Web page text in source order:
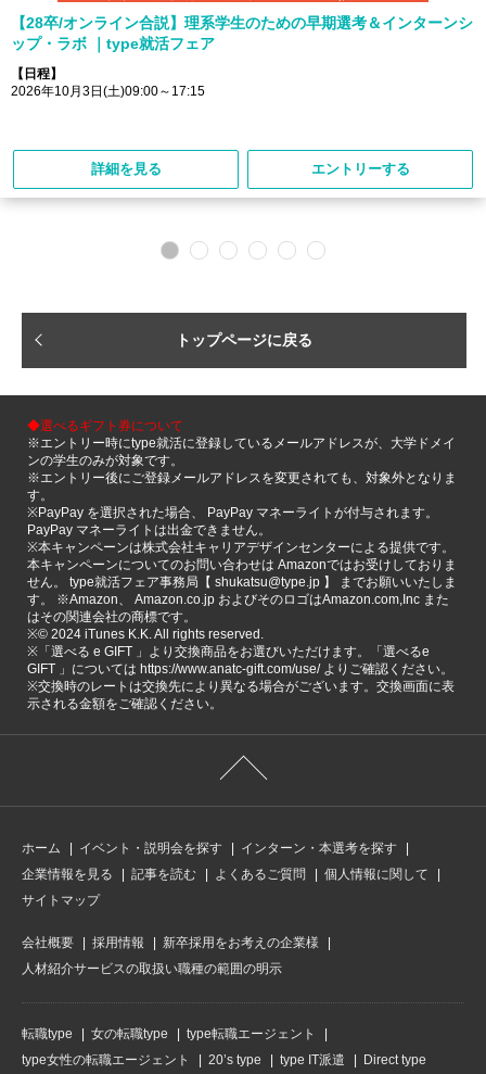
【28卒/オンライン合説】理系学生のための早期選考＆インターンシ
ップ・ラボ ｜type就活フェア
【日程】
2026年10月3日(土)09:00～17:15
詳細を見る エントリーする
トップページに戻る
◆選べるギフト券について
※エントリー時にtype就活に登録しているメールアドレスが、大学ドメイ
ンの学生のみが対象です。
※エントリー後にご登録メールアドレスを変更されても、対象外となりま
す。
※PayPay を選択された場合、 PayPay マネーライトが付与されます。
PayPay マネーライトは出金できません。
※本キャンペーンは株式会社キャリアデザインセンターによる提供です。
本キャンペーンについてのお問い合わせは Amazonではお受けしておりま
せん。 type就活フェア事務局【 shukatsu@type.jp 】 までお願いいたしま
す。 ※Amazon、 Amazon.co.jp およびそのロゴはAmazon.com,Inc また
はその関連会社の商標です。
※©️ 2024 iTunes K.K. All rights reserved.
※「選べる e GIFT 」より交換商品をお選びいただけます。「選べるe
GIFT 」については https://www.anatc-gift.com/use/ よりご確認ください。
※交換時のレートは交換先により異なる場合がございます。交換画面に表
示される金額をご確認ください。
ホーム イベント・説明会を探す
インターン・本選考を探す
企業情報を見る
記事を読む よくあるご質問
個人情報に関して
サイトマップ
会社概要 採用情報
新卒採用をお考えの企業様
人材紹介サービスの取扱い職種の範囲の明示
転職type 女の転職type
type転職エージェント
type女性の転職エージェント
20’s type type IT派遣 Direct type